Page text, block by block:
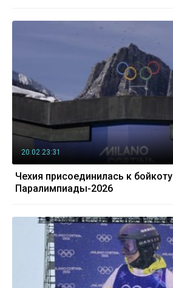
20.02 23:31
Чехия присоединилась к бойкоту
Паралимпиады-2026